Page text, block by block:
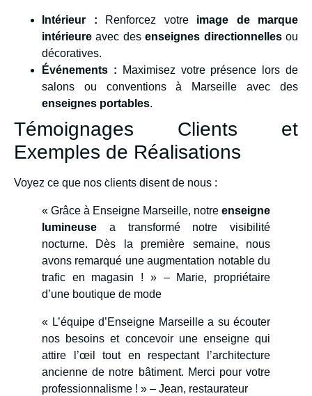
Intérieur : Renforcez votre image de marque
intérieure avec desenseignes directionnellesou
décoratives.
Événements : Maximisez votre présence lors de
salons ou conventions à Marseille avec des
enseignes portables.
Témoignages Clients et
Exemples de Réalisations
Voyez ce que nos clients disent de nous :
« Grâce à Enseigne Marseille, notre enseigne
lumineuse a transformé notre visibilité
nocturne. Dès la première semaine, nous
avons remarqué une augmentation notable du
trafic en magasin ! » – Marie, propriétaire
d’une boutique de mode
« L’équipe d’Enseigne Marseille a su écouter
nos besoins et concevoir une enseigne qui
attire l’œil tout en respectant l’architecture
ancienne de notre bâtiment. Merci pour votre
professionnalisme ! » – Jean, restaurateur